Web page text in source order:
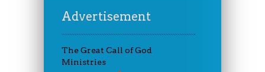
Advertisement
The Great Call of God
Ministries